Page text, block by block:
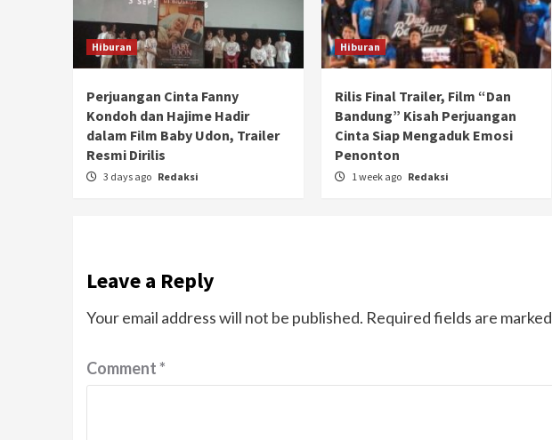
Hiburan
Perjuangan Cinta Fanny
Kondoh dan Hajime Hadir
dalam Film Baby Udon, Trailer
Resmi Dirilis
3 days ago Redaksi
Hiburan
Rilis Final Trailer, Film “Dan
Bandung” Kisah Perjuangan
Cinta Siap Mengaduk Emosi
Penonton
1 week ago Redaksi
Leave a Reply
Your email address will not be published. Required fields are marked
Comment*